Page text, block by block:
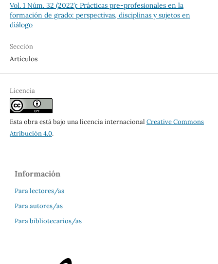
Vol. 1 Núm. 32 (2022): Prácticas pre-profesionales en la
formación de grado: perspectivas, disciplinas y sujetos en
diálogo
Sección
Artículos
Licencia
Esta obra está bajo una licencia internacional Creative Commons
Atribución 4.0.
Información
Para lectores/as
Para autores/as
Para bibliotecarios/as